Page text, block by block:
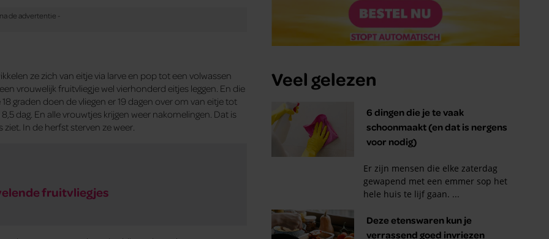
ze zich van eitje via larve en pop tot een volwassen
vrouwelijk fruitvliegje wel vierhonderd eitjes leggen. En die
graden doen de vliegen er 19 dagen over om van eitje tot
dag. En alle vrouwtjes krijgen weer nakomelingen. Dat is
In de herfst sterven ze weer.
fruitvliegjes